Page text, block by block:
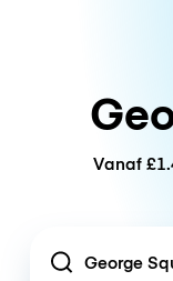
Vanaf
Location